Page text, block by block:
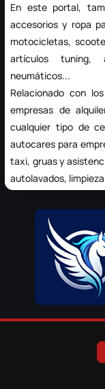
En este portal,
accesorios y ropa
motocicletas,
artículos tuning,
neumáticos...
Relacionado con
empresas de
cualquier tipo de
autocares para
taxi, gruas y
autolavados,